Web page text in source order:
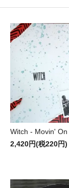
Witch - Movin' On
2,420円(税220円)